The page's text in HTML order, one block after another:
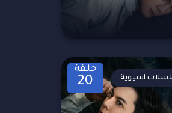
حلقة
20 اسيوية